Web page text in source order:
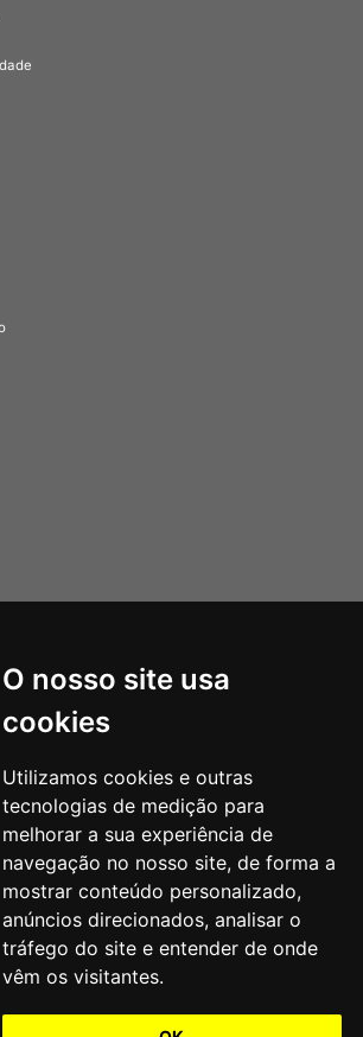
O nosso site usa
cookies
Utilizamos cookies e outras
tecnologias de medição para
melhorar a sua experiência de
navegação no nosso site, de forma a
mostrar conteúdo personalizado,
anúncios direcionados, analisar o
tráfego do site e entender de onde
vêm os visitantes.
POR Camaleão Soft